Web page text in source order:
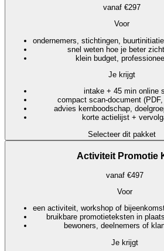
vanaf €297
Voor
ondernemers, stichtingen,
snel weten hoe je beter
klein budget,
Je krijgt
intake + 45 min online
compact scan-document
advies kernboodschap,
korte actielijst +
Selecteer dit pakket
Activiteit Promotie
vanaf €497
Voor
een activiteit, workshop of
bruikbare promotieteksten in
bewoners, deelnemers of
Je krijgt